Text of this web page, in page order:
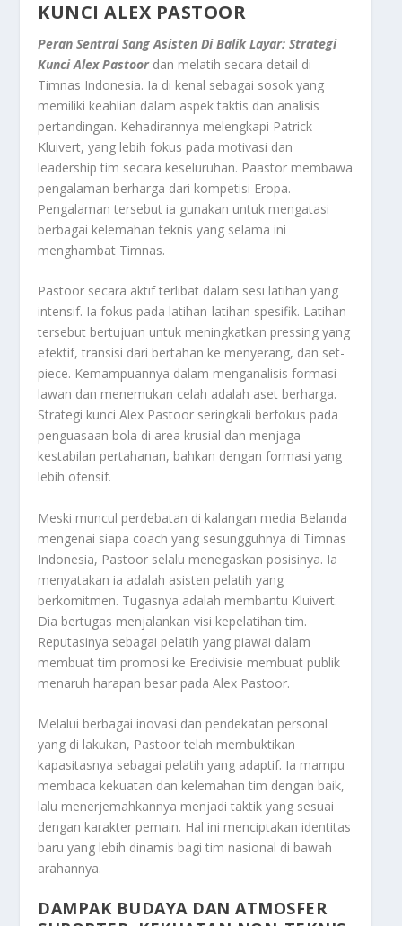
KUNCIALEX PASTOOR
Peran Sentral Sang Asisten Di Balik Layar: Strategi
Kunci Alex Pastoor dan melatih secara detail di
Timnas Indonesia. Ia di kenal sebagai sosok yang
memiliki keahlian dalam aspek taktis dan analisis
pertandingan. Kehadirannya melengkapi Patrick
Kluivert, yang lebih fokus pada motivasi dan
leadership tim secara keseluruhan. Paastor membawa
pengalaman berharga dari kompetisi Eropa.
Pengalaman tersebut ia gunakan untuk mengatasi
berbagai kelemahan teknis yang selama ini
menghambat Timnas.
Pastoor secara aktif terlibat dalam sesi latihan yang
intensif. Ia fokus pada latihan-latihan spesifik. Latihan
tersebut bertujuan untuk meningkatkan pressing yang
efektif, transisi dari bertahan ke menyerang, dan set-
piece. Kemampuannya dalam menganalisis formasi
lawan dan menemukan celah adalah aset berharga.
Strategi kunci Alex Pastoor seringkali berfokus pada
penguasaan bola di area krusial dan menjaga
kestabilan pertahanan, bahkan dengan formasi yang
lebih ofensif.
Meski muncul perdebatan di kalangan media Belanda
mengenai siapa coach yang sesungguhnya di Timnas
Indonesia, Pastoor selalu menegaskan posisinya. Ia
menyatakan ia adalah asisten pelatih yang
berkomitmen. Tugasnya adalah membantu Kluivert.
Dia bertugas menjalankan visi kepelatihan tim.
Reputasinya sebagai pelatih yang piawai dalam
membuat tim promosi ke Eredivisie membuat publik
menaruh harapan besar pada Alex Pastoor.
Melalui berbagai inovasi dan pendekatan personal
yang di lakukan, Pastoor telah membuktikan
kapasitasnya sebagai pelatih yang adaptif. Ia mampu
membaca kekuatan dan kelemahan tim dengan baik,
lalu menerjemahkannya menjadi taktik yang sesuai
dengan karakter pemain. Hal ini menciptakan identitas
baru yang lebih dinamis bagi tim nasional di bawah
arahannya.
DAMPAK BUDAYA DAN ATMOSFER